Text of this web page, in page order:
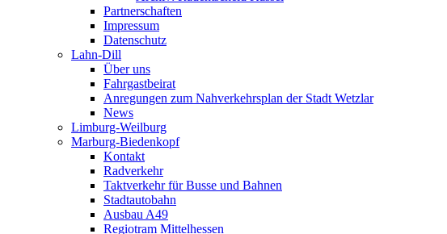
Partnerschaften
Impressum
Datenschutz
Lahn-Dill
Über uns
Fahrgastbeirat
Anregungen zum Nahverkehrsplan der Stadt Wetzlar
News
Limburg-Weilburg
Marburg-Biedenkopf
Kontakt
Radverkehr
Taktverkehr für Busse und Bahnen
Stadtautobahn
Ausbau A49
Regiotram Mittelhessen